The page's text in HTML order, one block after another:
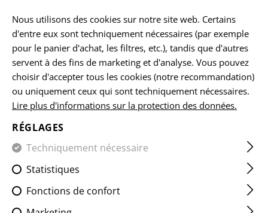
ACCUEIL ARMES À FEU ET ACCESSOIRES FREINS DE
AUG SOF COMPENSATOR
Nous utilisons des cookies sur notre site web. Certains
d'entre eux sont techniquement nécessaires (par exemple
pour le panier d'achat, les filtres, etc.), tandis que d'autres
servent à des fins de marketing et d'analyse. Vous pouvez
choisir d'accepter tous les cookies (notre recommandation)
ou uniquement ceux qui sont techniquement nécessaires.
Lire plus d'informations sur la protection des données.
RÉGLAGES
Techniquement nécessaire
Statistiques
Fonctions de confort